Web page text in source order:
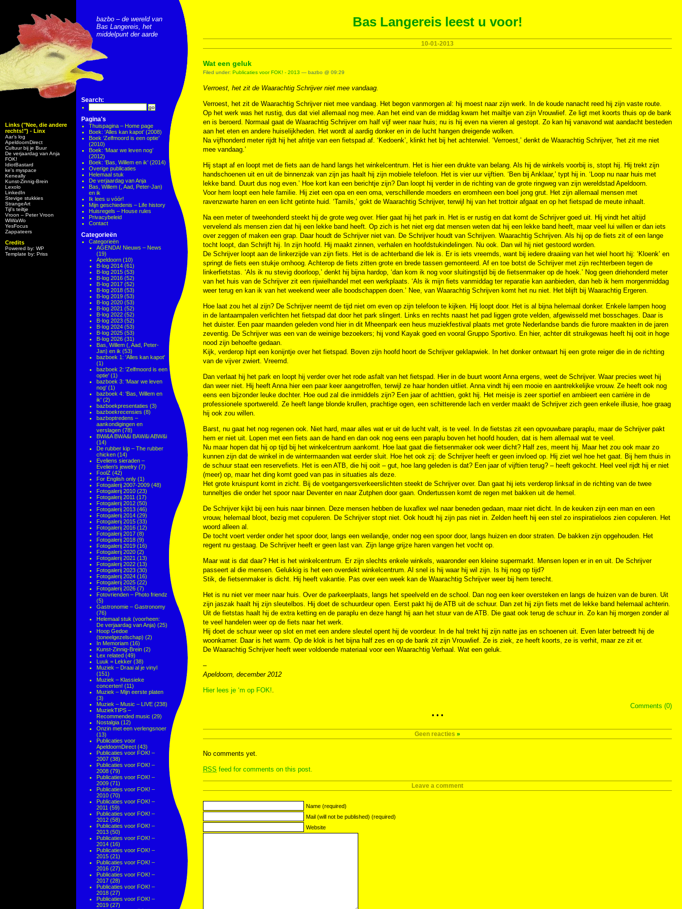
Links ("Nee, die andere
rechts!") - Linx
Aar’s log
ApeldoornDirect
Cultuur bij je Buur
De verjaardag van Anja
FOK!
IdiotBastard
ke's myspace
Keneally
Kunst-Zinnig-Brein
Lexolo
LinkedIn
Stevige stukkies
StrangeArt
Tijl’s teiltje
Vroon – Peter Vroon
WiWaWo
YesFocus
Zappateers
Credits
Powered by: WP
Template by: Priss
bazbo – de wereld van
Bas Langereis, het
middelpunt der aarde
Search:
Pagina's
Thuispagina – Home page
Boek: ‘Alles kan kapot’ (2008)
Boek ‘Zelfmoord is een optie’
(2010)
Boek: ‘Maar we leven nog’
(2012)
Boek: ‘Bas, Willem en ik’ (2014)
Overige publicaties
Helemaal stuk
De verjaardag van Anja
Bas, Willem (, Aad, Peter-Jan)
en ik
Ik lees u vóór!
Mijn geschiedenis – Life history
Huisregels – House rules
Privacybeleid
Contact
Categorieën
Categorieën
AGENDA! Nieuws – News
(19)
Apeldoorn (10)
B-log 2014 (61)
B-log 2015 (53)
B-log 2016 (52)
B-log 2017 (52)
B-log 2018 (53)
B-log 2019 (53)
B-log 2020 (53)
B-log 2021 (52)
B-log 2022 (52)
B-log 2023 (52)
B-log 2024 (53)
B-log 2025 (53)
B-log 2026 (31)
Bas, Willem (, Aad, Peter-
Jan) en ik (53)
bazboek 1: 'Alles kan kapot'
(1)
bazboek 2: 'Zelfmoord is een
optie' (1)
bazboek 3: 'Maar we leven
nog' (1)
bazboek 4: 'Bas, Willem en
ik' (2)
bazboekpresentaties (3)
bazboekrecensies (8)
bazboptredens –
aankondigingen en
verslagen (78)
BWi&A BWA&i BAW&i ABW&i
(14)
De rubber kip – The rubber
chicken (14)
Eveliens sieraden –
Evelien's jewelry (7)
FoolZ (42)
For English only (1)
Fotogalerij 2007-2009 (48)
Fotogalerij 2010 (23)
Fotogalerij 2011 (17)
Fotogalerij 2012 (50)
Fotogalerij 2013 (46)
Fotogalerij 2014 (29)
Fotogalerij 2015 (33)
Fotogalerij 2016 (12)
Fotogalerij 2017 (8)
Fotogalerij 2018 (9)
Fotogalerij 2019 (16)
Fotogalerij 2020 (2)
Fotogalerij 2021 (13)
Fotogalerij 2022 (13)
Fotogalerij 2023 (30)
Fotogalerij 2024 (16)
Fotogalerij 2025 (22)
Fotogalerij 2026 (7)
Fotovrienden – Photo friendz
(5)
Gastronomie – Gastronomy
(76)
Helemaal stuk (voorheen:
De verjaardag van Anja) (25)
Hoop Gedoe
(toneelgezelschap) (2)
In Memoriam (16)
Kunst-Zinnig-Brein (2)
Lex related (49)
Luuk = Lekker (38)
Muziek – Draai al je vinyl
(151)
Muziek – Klassieke
concerten! (11)
Muziek – Mijn eerste platen
(3)
Muziek – Music – LIVE (238)
MuziekTIPS –
Recommended music (29)
Nostalgia (12)
Onzin met een verlengsnoer
(13)
Publicaties voor
ApeldoornDirect (43)
Publicaties voor FOK! –
2007 (38)
Publicaties voor FOK! –
2008 (79)
Publicaties voor FOK! –
2009 (71)
Publicaties voor FOK! –
2010 (70)
Publicaties voor FOK! –
2011 (59)
Publicaties voor FOK! –
2012 (58)
Publicaties voor FOK! –
2013 (50)
Publicaties voor FOK! –
2014 (16)
Publicaties voor FOK! –
2015 (21)
Publicaties voor FOK! –
2016 (27)
Publicaties voor FOK! –
2017 (28)
Publicaties voor FOK! –
2018 (27)
Publicaties voor FOK! –
2019 (27)
Bas Langereis leest u voor!
10-01-2013
Wat een geluk
Filed under: Publicaties voor FOK! - 2013 — bazbo @ 09:29
Verroest, het zit de Waarachtig Schrijver niet mee vandaag.
Verroest, het zit de Waarachtig Schrijver niet mee vandaag. Het begon vanmorgen al: hij moest naar zijn werk. In de koude nanacht reed hij zijn vaste route.
Op het werk was het rustig, dus dat viel allemaal nog mee. Aan het eind van de middag kwam het mailtje van zijn Vrouwlief. Ze ligt met koorts thuis op de bank
en is beroerd. Normaal gaat de Waarachtig Schrijver om half vijf weer naar huis; nu is hij even na vieren al gestopt. Zo kan hij vanavond wat aandacht besteden
aan het eten en andere huiselijkheden. Het wordt al aardig donker en in de lucht hangen dreigende wolken.
Na vijfhonderd meter rijdt hij het afritje van een fietspad af. ‘Kedoenk’, klinkt het bij het achterwiel. ‘Verroest,’ denkt de Waarachtig Schrijver, ‘het zit me niet
mee vandaag.’
Hij stapt af en loopt met de fiets aan de hand langs het winkelcentrum. Het is hier een drukte van belang. Als hij de winkels voorbij is, stopt hij. Hij trekt zijn
handschoenen uit en uit de binnenzak van zijn jas haalt hij zijn mobiele telefoon. Het is vier uur vijftien. ‘Ben bij Anklaar,’ typt hij in. ‘Loop nu naar huis met
lekke band. Duurt dus nog even.’ Hoe kort kan een berichtje zijn? Dan loopt hij verder in de richting van de grote ringweg van zijn wereldstad Apeldoorn.
Voor hem loopt een hele familie. Hij ziet een opa en een oma, verschillende moeders en eromheen een boel jong grut. Het zijn allemaal mensen met
ravenzwarte haren en een licht getinte huid. ‘Tamils,’ gokt de Waarachtig Schrijver, terwijl hij van het trottoir afgaat en op het fietspad de meute inhaalt.
Na een meter of tweehonderd steekt hij de grote weg over. Hier gaat hij het park in. Het is er rustig en dat komt de Schrijver goed uit. Hij vindt het altijd
vervelend als mensen zien dat hij een lekke band heeft. Op zich is het niet erg dat mensen weten dat hij een lekke band heeft, maar veel lui willen er dan iets
over zeggen of maken een grap. Daar houdt de Schrijver niet van. De Schrijver houdt van Schrijven. Waarachtig Schrijven. Als hij op de fiets zit of een lange
tocht loopt, dan Schrijft hij. In zijn hoofd. Hij maakt zinnen, verhalen en hoofdstukindelingen. Nu ook. Dan wil hij niet gestoord worden.
De Schrijver loopt aan de linkerzijde van zijn fiets. Het is de achterband die lek is. Er is iets vreemds, want bij iedere draaiing van het wiel hoort hij: ‘Kloenk’ en
springt de fiets een stukje omhoog. Achterop de fiets zitten grote en brede tassen gemonteerd. Af en toe botst de Schrijver met zijn rechterbeen tegen de
linkerfietstas. ‘Als ik nu stevig doorloop,’ denkt hij bijna hardop, ‘dan kom ik nog voor sluitingstijd bij de fietsenmaker op de hoek.’ Nog geen driehonderd meter
van het huis van de Schrijver zit een rijwielhandel met een werkplaats. ‘Als ik mijn fiets vanmiddag ter reparatie kan aanbieden, dan heb ik hem morgenmiddag
weer terug en kan ik van het weekend weer alle boodschappen doen.’ Nee, van Waarachtig Schrijven komt het nu niet. Het blijft bij Waarachtig Ergeren.
Hoe laat zou het al zijn? De Schrijver neemt de tijd niet om even op zijn telefoon te kijken. Hij loopt door. Het is al bijna helemaal donker. Enkele lampen hoog
in de lantaarnpalen verlichten het fietspad dat door het park slingert. Links en rechts naast het pad liggen grote velden, afgewisseld met bosschages. Daar is
het duister. Een paar maanden geleden vond hier in dit Mheenpark een heus muziekfestival plaats met grote Nederlandse bands die furore maakten in de jaren
zeventig. De Schrijver was een van de weinige bezoekers; hij vond Kayak goed en vooral Gruppo Sportivo. En hier, achter dit struikgewas heeft hij ooit in hoge
nood zijn behoefte gedaan.
Kijk, verderop hipt een konijntje over het fietspad. Boven zijn hoofd hoort de Schrijver geklapwiek. In het donker ontwaart hij een grote reiger die in de richting
van de vijver zwiert. Vreemd.
Dan verlaat hij het park en loopt hij verder over het rode asfalt van het fietspad. Hier in de buurt woont Anna ergens, weet de Schrijver. Waar precies weet hij
dan weer niet. Hij heeft Anna hier een paar keer aangetroffen, terwijl ze haar honden uitliet. Anna vindt hij een mooie en aantrekkelijke vrouw. Ze heeft ook nog
eens een bijzonder leuke dochter. Hoe oud zal die inmiddels zijn? Een jaar of achttien, gokt hij. Het meisje is zeer sportief en ambieert een carrière in de
professionele sportwereld. Ze heeft lange blonde krullen, prachtige ogen, een schitterende lach en verder maakt de Schrijver zich geen enkele illusie, hoe graag
hij ook zou willen.
Barst, nu gaat het nog regenen ook. Niet hard, maar alles wat er uit de lucht valt, is te veel. In de fietstas zit een opvouwbare paraplu, maar de Schrijver pakt
hem er niet uit. Lopen met een fiets aan de hand en dan ook nog eens een paraplu boven het hoofd houden, dat is hem allemaal wat te veel.
Nu maar hopen dat hij op tijd bij het winkelcentrum aankomt. Hoe laat gaat die fietsenmaker ook weer dicht? Half zes, meent hij. Maar het zou ook maar zo
kunnen zijn dat de winkel in de wintermaanden wat eerder sluit. Hoe het ook zij: de Schrijver heeft er geen invloed op. Hij ziet wel hoe het gaat. Bij hem thuis in
de schuur staat een reservefiets. Het is een ATB, die hij ooit – gut, hoe lang geleden is dat? Een jaar of vijftien terug? – heeft gekocht. Heel veel rijdt hij er niet
(meer) op, maar het ding komt goed van pas in situaties als deze.
Het grote kruispunt komt in zicht. Bij de voetgangersverkeerslichten steekt de Schrijver over. Dan gaat hij iets verderop linksaf in de richting van de twee
tunneltjes die onder het spoor naar Deventer en naar Zutphen door gaan. Ondertussen komt de regen met bakken uit de hemel.
De Schrijver kijkt bij een huis naar binnen. Deze mensen hebben de luxaflex wel naar beneden gedaan, maar niet dicht. In de keuken zijn een man en een
vrouw, helemaal bloot, bezig met copuleren. De Schrijver stopt niet. Ook houdt hij zijn pas niet in. Zelden heeft hij een stel zo inspiratieloos zien copuleren. Het
woord alleen al.
De tocht voert verder onder het spoor door, langs een weilandje, onder nog een spoor door, langs huizen en door straten. De bakken zijn opgehouden. Het
regent nu gestaag. De Schrijver heeft er geen last van. Zijn lange grijze haren vangen het vocht op.
Maar wat is dat daar? Het is het winkelcentrum. Er zijn slechts enkele winkels, waaronder een kleine supermarkt. Mensen lopen er in en uit. De Schrijver
passeert al die mensen. Gelukkig is het een overdekt winkelcentrum. Al snel is hij waar hij wil zijn. Is hij nog op tijd?
Stik, de fietsenmaker is dicht. Hij heeft vakantie. Pas over een week kan de Waarachtig Schrijver weer bij hem terecht.
Het is nu niet ver meer naar huis. Over de parkeerplaats, langs het speelveld en de school. Dan nog een keer oversteken en langs de huizen van de buren. Uit
zijn jaszak haalt hij zijn sleutelbos. Hij doet de schuurdeur open. Eerst pakt hij de ATB uit de schuur. Dan zet hij zijn fiets met de lekke band helemaal achterin.
Uit de fietstas haalt hij de extra ketting en de paraplu en deze hangt hij aan het stuur van de ATB. Die gaat ook terug de schuur in. Zo kan hij morgen zonder al
te veel handelen weer op de fiets naar het werk.
Hij doet de schuur weer op slot en met een andere sleutel opent hij de voordeur. In de hal trekt hij zijn natte jas en schoenen uit. Even later betreedt hij de
woonkamer. Daar is het warm. Op de klok is het bijna half zes en op de bank zit zijn Vrouwlief. Ze is ziek, ze heeft koorts, ze is verhit, maar ze zit er.
De Waarachtig Schrijver heeft weer voldoende materiaal voor een Waarachtig Verhaal. Wat een geluk.
–
Apeldoorn, december 2012
Hier lees je ‘m op FOK!.
Comments (0)
• • •
Geen reacties »
No comments yet.
RSS feed for comments on this post.
Leave a comment
Name (required)
Mail (will not be published) (required)
Website